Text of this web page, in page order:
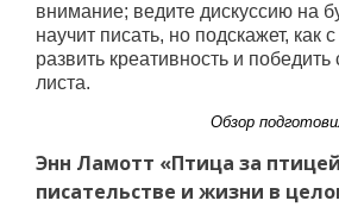
внимание; ведите дискуссию на
научит писать, но подскажет,
развить креативность и
листа.
Обзор
Энн Ламотт «Птица за
писательстве и жизни в